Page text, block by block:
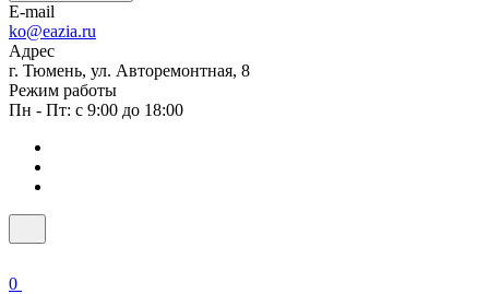
E-mail
ko@eazia.ru
Адрес
г. Тюмень, ул. Авторемонтная, 8
Режим работы
Пн - Пт: с 9:00 до 18:00
0